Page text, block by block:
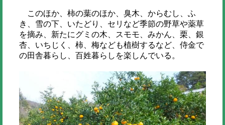
このほか、柿の葉のほか、臭木、からむし、ふ
き、雪の下、いたどり、セリなど季節の野草や薬草
を摘み、新たにグミの木、スモモ、みかん、栗、銀
杏、いちじく、柿、梅なども植樹するなど、侍金で
の田舎暮らし、百姓暮らしを楽しんでいる。